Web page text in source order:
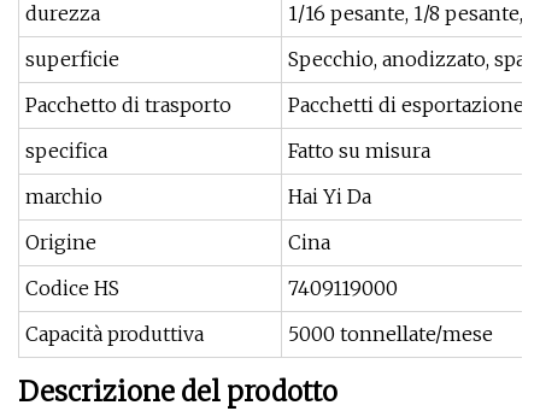
durezza
1/16 pesante, 1/8 pesante,
superficie
Specchio, anodizzato,
Pacchetto di trasporto
Pacchetti di esportazione
specifica
Fatto su misura
marchio
Hai Yi Da
Origine
Cina
Codice HS
7409119000
Capacità produttiva
5000 tonnellate/mese
Descrizione del prodotto